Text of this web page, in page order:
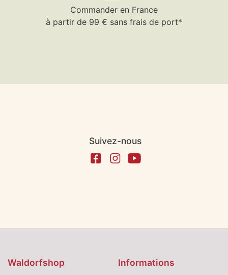
Commander en France
à partir de 99 € sans frais de port*
Suivez-nous
Waldorfshop Informations